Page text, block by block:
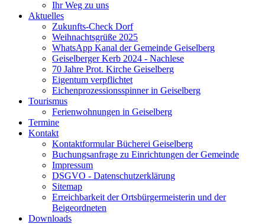
Ihr Weg zu uns
Aktuelles
Zukunfts-Check Dorf
Weihnachtsgrüße 2025
WhatsApp Kanal der Gemeinde Geiselberg
Geiselberger Kerb 2024 - Nachlese
70 Jahre Prot. Kirche Geiselberg
Eigentum verpflichtet
Eichenprozessionsspinner in Geiselberg
Tourismus
Ferienwohnungen in Geiselberg
Termine
Kontakt
Kontaktformular Bücherei Geiselberg
Buchungsanfrage zu Einrichtungen der Gemeinde
Impressum
DSGVO - Datenschutzerklärung
Sitemap
Erreichbarkeit der Ortsbürgermeisterin und der
Beigeordneten
Downloads